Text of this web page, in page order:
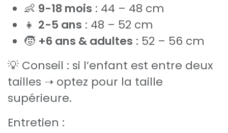
👶 9-18 mois : 44 – 48 cm
👧 2-5 ans : 48 – 52 cm
🧒 +6 ans & adultes : 52 – 56 cm
💡 Conseil : si l’enfant est entre deux
tailles ➝ optez pour la taille
supérieure.
Entretien :